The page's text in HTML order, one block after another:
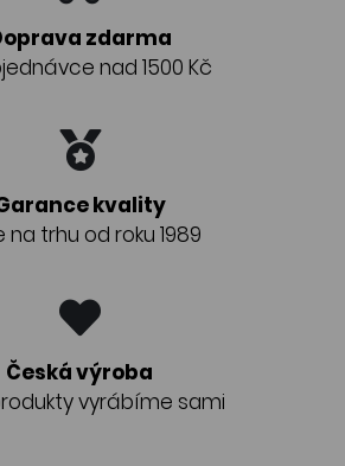
zdarma
nad 1500 Kč
kvality
na trhu od roku 1989
Česká výroba
vyrábíme sami